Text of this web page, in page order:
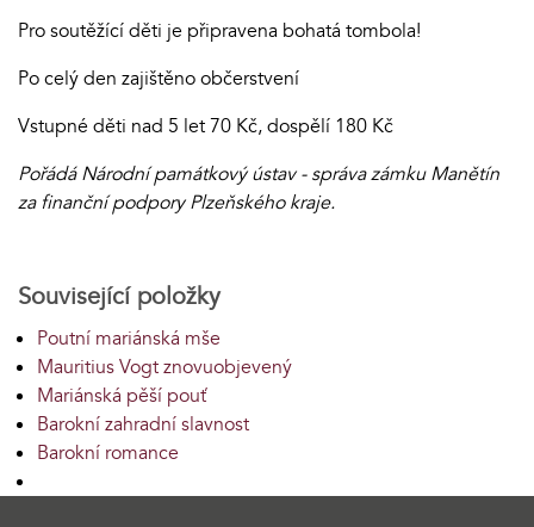
Pro soutěžící děti je připravena bohatá tombola!
Po celý den zajištěno občerstvení
Vstupné děti nad 5 let 70 Kč, dospělí 180 Kč
Pořádá Národní památkový ústav - správa zámku Manětín
za finanční podpory Plzeňského kraje.
Související položky
Poutní mariánská mše
Mauritius Vogt znovuobjevený
Mariánská pěší pouť
Barokní zahradní slavnost
Barokní romance